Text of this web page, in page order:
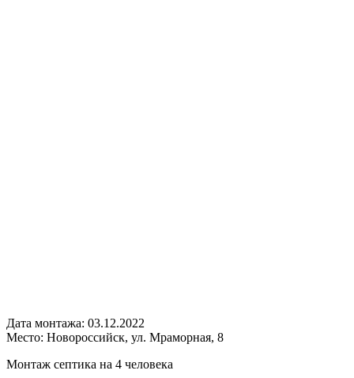
Дата монтажа: 03.12.2022
Место: Новороссийск, ул. Мраморная, 8
Монтаж септика на 4 человека